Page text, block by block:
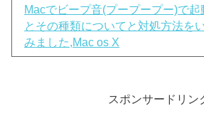
Macでビープ音(プープープー)で起
とその種類についてと対処方法を
みました,Mac os X
スポンサードリン